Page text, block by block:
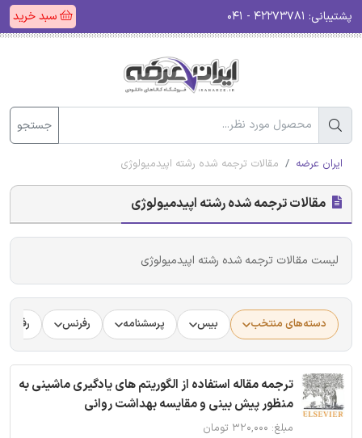
پشتیبانی: سبد خرید
جستجو
ایران عرضه مقالات ترجمه شده رشته اپیدمیولوژی
مقالات ترجمه شده رشته اپیدمیولوژی
لیست مقالات ترجمه شده رشته اپیدمیولوژی
دسته‌های منتخب بیس پرسشنامه رفرنس
ترجمه مقاله استفاده از الگوریتم های یادگیری ماشینی به
منظور پیش بینی و مقایسه بهداشت روانی
مبلغ: ۳۲۰,۰۰۰ تومان